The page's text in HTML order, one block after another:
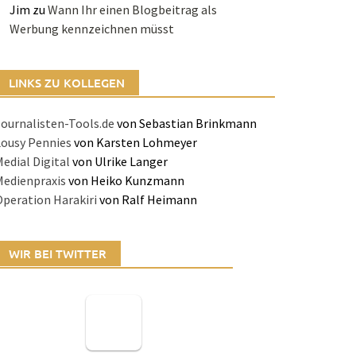
Jim zu Wann Ihr einen Blogbeitrag als
Werbung kennzeichnen müsst
LINKS ZU KOLLEGEN
Tools.devon Sebastian Brinkmann
Pennies von Karsten Lohmeyer
Digital von Ulrike Langer
von Heiko Kunzmann
Harakirivon Ralf Heimann
WIR BEI TWITTER